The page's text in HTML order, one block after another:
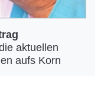
aktuellen
aufs Korn